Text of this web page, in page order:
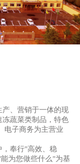
、营销于一体的现
蔬菜类制品，特色
电子商务为主营业
，奉行"高效、稳
为您做些什么"为基